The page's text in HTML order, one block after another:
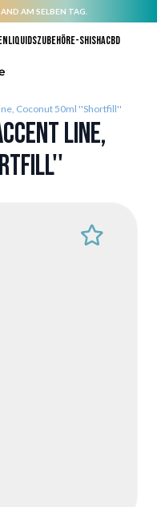
AM SELBEN TAG.
LiquidsZubehörE-ShishaCBD
Coconut 50ml ''Shortfill''
Line,